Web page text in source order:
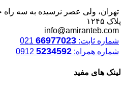
تهران، ولی عصر نرسیده به سه
پلاک ۱۲۴۵
info@amiranteb.com
شماره ثابت: 66977023
شماره همراه: 5234592
لینک های مفید